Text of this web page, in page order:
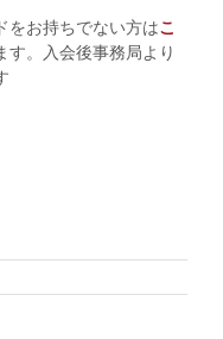
お持ちでない方はこ
す。入会後事務局より